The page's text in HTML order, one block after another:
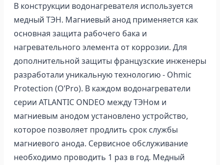
В конструкции водонагревателя используется
медный ТЭН. Магниевый анод применяется как
основная защита рабочего бака и
нагревательного элемента от коррозии. Для
дополнительной защиты французские инженеры
разработали уникальную технологию - Ohmic
Protection (O’Pro). В каждом водонагреватели
серии ATLANTIC ONDEO между ТЭНом и
магниевым анодом установлено устройство,
которое позволяет продлить срок службы
магниевого анода. Сервисное обслуживание
необходимо проводить 1 раз в год. Медный